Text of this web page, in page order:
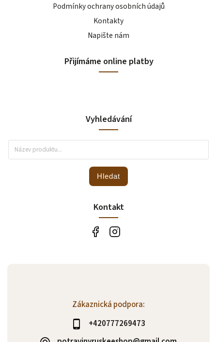
Zákaznická podpora:
+420777269473
Podmínky ochrany osobních údajů
Kontakty
Napište nám
Přijímáme online platby
Vyhledávání
Hledat
Kontakt